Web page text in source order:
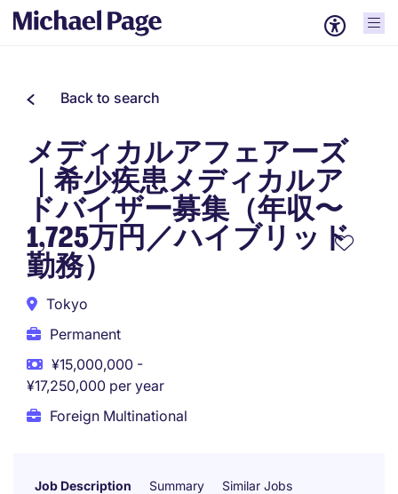
Back to search
メディカルアフェアーズ
｜希少疾患メディカルア
ドバイザー募集（年収〜
1,725万円／ハイブリッド
勤務）
Tokyo
Permanent
¥15,000,000 -
¥17,250,000 per year
Foreign Multinational
Job Description Summary Similar Jobs